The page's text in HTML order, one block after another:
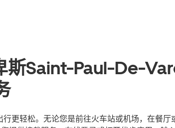
Saint-Paul-De-
更轻松。无论您是前往火车站或机场，在餐厅